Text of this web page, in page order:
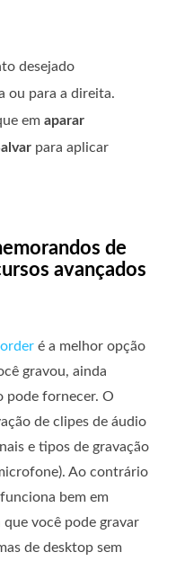
desejado
ou para a direita.
em aparar
para aplicar
de
avançados
é a melhor opção
gravou, ainda
pode fornecer. O
de clipes de áudio
e tipos de gravação
Ao contrário
bem em
você pode gravar
de desktop sem